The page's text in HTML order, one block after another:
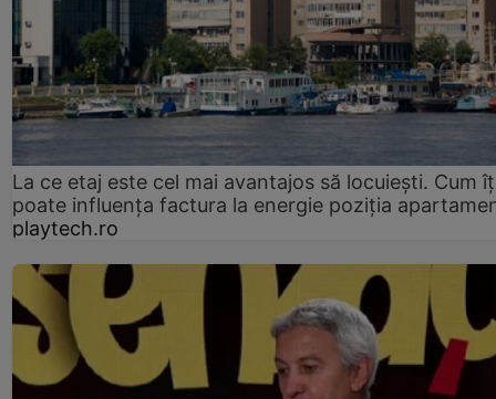
La ce etaj este cel mai avantajos să locuiești. Cum
poate influența factura la energie poziția
playtech.ro